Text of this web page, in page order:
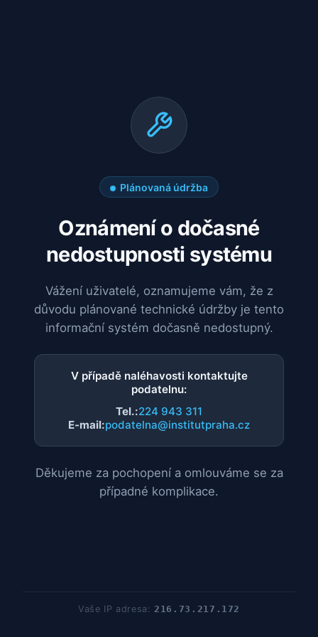
Plánovaná údržba
Oznámení o dočasné
nedostupnosti systému
Vážení uživatelé, oznamujeme vám, že z
důvodu plánované technické údržby je tento
informační systém dočasně nedostupný.
V případě naléhavosti kontaktujte
podatelnu:
Tel.:224 943 311
E-mail:podatelna@institutpraha.cz
Děkujeme za pochopení a omlouváme se za
případné komplikace.
Vaše IP adresa:216.73.217.172